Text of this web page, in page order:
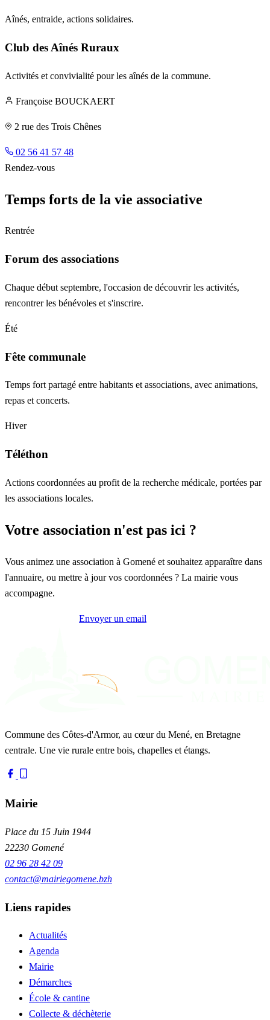
Aînés, entraide, actions solidaires.
Club des Aînés Ruraux
Activités et convivialité pour les aînés de la commune.
Françoise BOUCKAERT
2 rue des Trois Chênes
02 56 41 57 48
Rendez-vous
Temps forts de la vie associative
Rentrée
Forum des associations
Chaque début septembre, l'occasion de découvrir les activités,
rencontrer les bénévoles et s'inscrire.
Été
Fête communale
Temps fort partagé entre habitants et associations, avec animations,
repas et concerts.
Hiver
Téléthon
Actions coordonnées au profit de la recherche médicale, portées par
les associations locales.
Votre association n'est pas ici ?
Vous animez une association à Gomené et souhaitez apparaître dans
l'annuaire, ou mettre à jour vos coordonnées ? La mairie vous
accompagne.
Envoyer un email
Commune des Côtes-d'Armor, au cœur du Mené, en Bretagne
centrale. Une vie rurale entre bois, chapelles et étangs.
Mairie
Place du 15 Juin 1944
22230 Gomené
02 96 28 42 09
contact@mairiegomene.bzh
Liens rapides
Actualités
Agenda
Mairie
Démarches
École & cantine
Collecte & déchèterie